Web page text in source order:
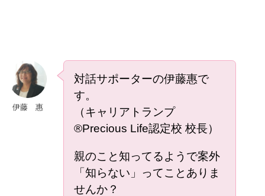
伊藤 惠
対話サポーターの伊藤惠で
す。
（キャリアトランプ
®Precious Life認定校 校長）
親のこと知ってるようで案外
「知らない」ってことありま
せんか？